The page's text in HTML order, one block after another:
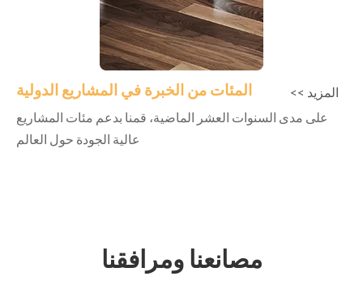
المئات من الخبرة في المشاريع الدولية
المزيد >>
على مدى السنوات العشر الماضية، قمنا بدعم مئات المشاريع
عالية الجودة حول العالم
مصانعنا ومرافقنا